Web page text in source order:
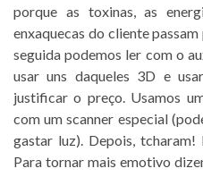
porque as toxinas, as
enxaquecas do cliente
seguida podemos ler com o
usar uns daqueles 3D e
justificar o preço. Usamos
com um scanner especial
gastar luz). Depois, tcharam!
Para tornar mais emotivo